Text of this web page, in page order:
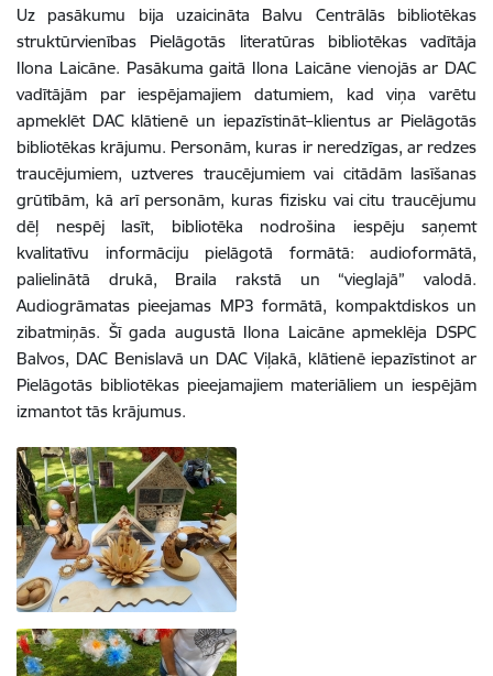
Uz pasākumu bija uzaicināta Balvu Centrālās bibliotēkas
struktūrvienības Pielāgotās literatūras bibliotēkas vadītāja
Ilona Laicāne. Pasākuma gaitā Ilona Laicāne vienojās ar DAC
vadītājām par iespējamajiem datumiem, kad viņa varētu
apmeklēt DAC klātienē un iepazīstināt klientus ar Pielāgotās
bibliotēkas krājumu. Personām, kuras ir neredzīgas, ar redzes
traucējumiem, uztveres traucējumiem vai citādām lasīšanas
grūtībām, kā arī personām, kuras fizisku vai citu traucējumu
dēļ nespēj lasīt, bibliotēka nodrošina iespēju saņemt
kvalitatīvu informāciju pielāgotā formātā: audioformātā,
palielinātā drukā, Braila rakstā un “vieglajā” valodā.
Audiogrāmatas pieejamas MP3 formātā, kompaktdiskos un
zibatmiņās. Šī gada augustā Ilona Laicāne apmeklēja DSPC
Balvos, DAC Benislavā un DAC Viļakā, klātienē iepazīstinot ar
Pielāgotās bibliotēkas pieejamajiem materiāliem un iespējām
izmantot tās krājumus.